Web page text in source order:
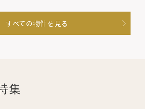
すべての物件を見る
集